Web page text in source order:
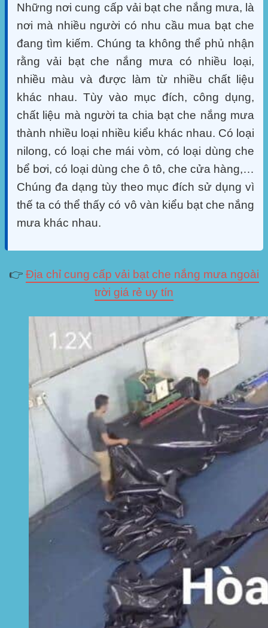
Những nơi cung cấp vải bạt che nắng mưa, là
nơi mà nhiều người có nhu cầu mua bạt che
đang tìm kiếm. Chúng ta không thể phủ nhận
rằng vải bạt che nắng mưa có nhiều loại,
nhiều màu và được làm từ nhiều chất liệu
khác nhau. Tùy vào mục đích, công dụng,
chất liệu mà người ta chia bạt che nắng mưa
thành nhiều loại nhiều kiểu khác nhau. Có loại
nilong, có loại che mái vòm, có loại dùng che
bể bơi, có loại dùng che ô tô, che cửa hàng,…
Chúng đa dạng tùy theo mục đích sử dụng vì
thế ta có thể thấy có vô vàn kiểu bạt che nắng
mưa khác nhau.
👉 Địa chỉ cung cấp vải bạt che nắng mưa ngoài
trời giá rẻ uy tín